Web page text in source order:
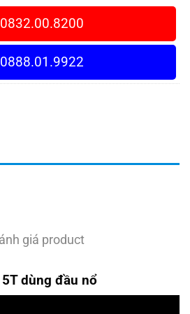
0832.00.8200
0888.01.9922
giá product
dùng đầu nổ